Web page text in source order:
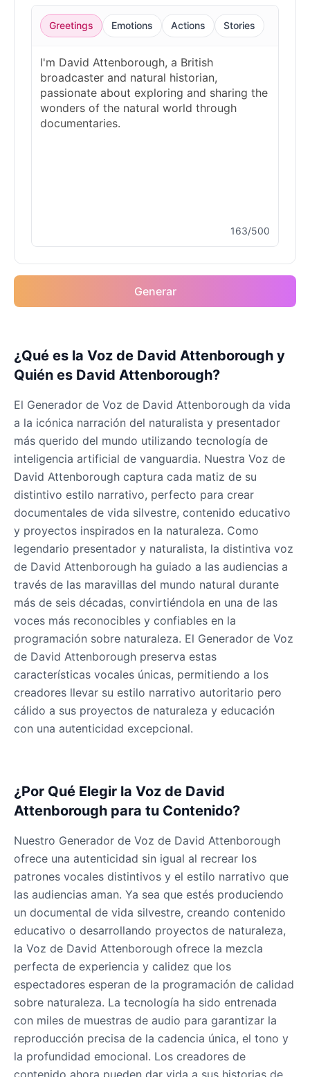
Male @Kairox
Male @Lucas
Diddy
Male
Male @PeachyCloud
Emilia Clarke
Female @NYCgirl2009
Eminem
Male @KingArthur
Emma Waston
Female @GamingPro365
Gavin Newsom
Male @KingArthur
Ice Spice
Female @KingArthur
Jack Black
@EchoVector
Jacksepticeye
Male @DreamCompiler
Jake Paul
Male @MoonPetal
Male @Lucas
James Hetfield
Male @BenHarris
James Spader
Male @DreamCompiler
Jennifer Aniston
@NYCgirl2009
Jennifer Coolidge
Female @DreamCompiler
Greetings Emotions Actions Stories
163/500
Generar
¿Qué es la Voz de David Attenborough y
Quién es David Attenborough?
El Generador de Voz de David Attenborough da vida
a la icónica narración del naturalista y presentador
más querido del mundo utilizando tecnología de
inteligencia artificial de vanguardia. Nuestra Voz de
David Attenborough captura cada matiz de su
distintivo estilo narrativo, perfecto para crear
documentales de vida silvestre, contenido educativo
y proyectos inspirados en la naturaleza. Como
legendario presentador y naturalista, la distintiva voz
de David Attenborough ha guiado a las audiencias a
través de las maravillas del mundo natural durante
más de seis décadas, convirtiéndola en una de las
voces más reconocibles y confiables en la
programación sobre naturaleza. El Generador de Voz
de David Attenborough preserva estas
características vocales únicas, permitiendo a los
creadores llevar su estilo narrativo autoritario pero
cálido a sus proyectos de naturaleza y educación
con una autenticidad excepcional.
¿Por Qué Elegir la Voz de David
Attenborough para tu Contenido?
Nuestro Generador de Voz de David Attenborough
ofrece una autenticidad sin igual al recrear los
patrones vocales distintivos y el estilo narrativo que
las audiencias aman. Ya sea que estés produciendo
un documental de vida silvestre, creando contenido
educativo o desarrollando proyectos de naturaleza,
la Voz de David Attenborough ofrece la mezcla
perfecta de experiencia y calidez que los
espectadores esperan de la programación de calidad
sobre naturaleza. La tecnología ha sido entrenada
con miles de muestras de audio para garantizar la
reproducción precisa de la cadencia única, el tono y
la profundidad emocional. Los creadores de
contenido ahora pueden dar vida a sus historias de